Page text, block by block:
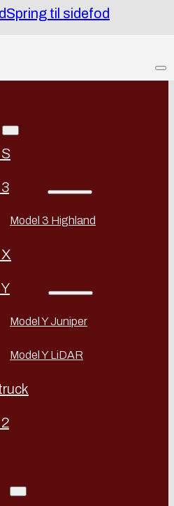
Spring til sidefod
Model 3 Highland
Model Y Juniper
Model Y LiDAR